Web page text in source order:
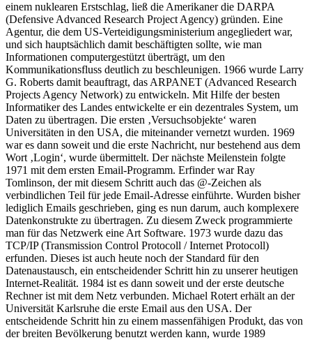
Angefangen hat der Aufbau 1957. Die Sowjets hatten den ersten
Satelliten (Sputnik 1) ins All geschossen. Die Sorge in den USA vor
einem nuklearen Erstschlag, ließ die Amerikaner die DARPA
(Defensive Advanced Research Project Agency) gründen. Eine
Agentur, die dem US-Verteidigungsministerium angegliedert war,
und sich hauptsächlich damit beschäftigten sollte, wie man
Informationen computergestützt überträgt, um den
Kommunikationsfluss deutlich zu beschleunigen. 1966 wurde Larry
G. Roberts damit beauftragt, das ARPANET (Advanced Research
Projects Agency Network) zu entwickeln. Mit Hilfe der besten
Informatiker des Landes entwickelte er ein dezentrales System, um
Daten zu übertragen. Die ersten ‚Versuchsobjekte‘ waren
Universitäten in den USA, die miteinander vernetzt wurden. 1969
war es dann soweit und die erste Nachricht, nur bestehend aus dem
Wort ‚Login‘, wurde übermittelt. Der nächste Meilenstein folgte
1971 mit dem ersten Email-Programm. Erfinder war Ray
Tomlinson, der mit diesem Schritt auch das @-Zeichen als
verbindlichen Teil für jede Email-Adresse einführte. Wurden bisher
lediglich Emails geschrieben, ging es nun darum, auch komplexere
Datenkonstrukte zu übertragen. Zu diesem Zweck programmierte
man für das Netzwerk eine Art Software. 1973 wurde dazu das
TCP/IP (Transmission Control Protocoll / Internet Protocoll)
erfunden. Dieses ist auch heute noch der Standard für den
Datenaustausch, ein entscheidender Schritt hin zu unserer heutigen
Internet-Realität. 1984 ist es dann soweit und der erste deutsche
Rechner ist mit dem Netz verbunden. Michael Rotert erhält an der
Universität Karlsruhe die erste Email aus den USA. Der